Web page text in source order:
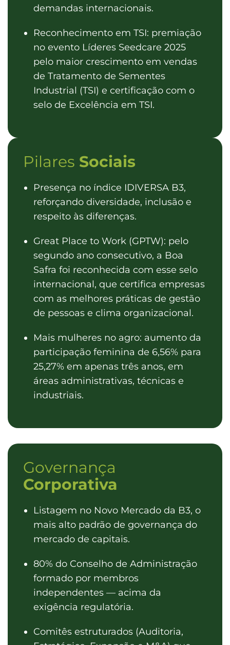
demandas internacionais.
Reconhecimento em TSI: premiação
no evento Líderes Seedcare 2025
pelo maior crescimento em vendas
de Tratamento de Sementes
Industrial (TSI) e certificação com o
selo de Excelência em TSI.
Pilares Sociais
Presença no índice IDIVERSA B3,
reforçando diversidade, inclusão e
respeito às diferenças.
Great Place to Work (GPTW): pelo
segundo ano consecutivo, a Boa
Safra foi reconhecida com esse selo
internacional, que certifica empresas
com as melhores práticas de gestão
de pessoas e clima organizacional.
Mais mulheres no agro: aumento da
participação feminina de 6,56% para
25,27% em apenas três anos, em
áreas administrativas, técnicas e
industriais.
Governança
Corporativa
Listagem no Novo Mercado da B3, o
mais alto padrão de governança do
mercado de capitais.
80% do Conselho de Administração
formado por membros
independentes — acima da
exigência regulatória.
Comitês estruturados (Auditoria,